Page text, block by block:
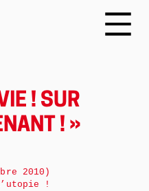
! SUR
! »
2010)
!